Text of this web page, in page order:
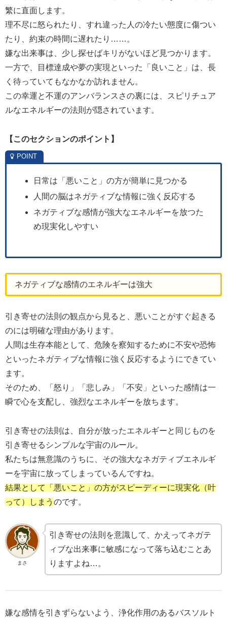
繁に直面します。
理不尽に怒られたり、すれ違った人の冷たい態度に傷つい
たり、約束の時間に遅れたり……。
嫌な出来事は、少し探せばキリがないほど見つかります。
一方で、目標達成や夢の実現といった「良いこと」は、長
く待っていてもなかなか訪れません。
この幸運と不運のアンバランスさの裏には、スピリチュア
ルなエネルギーの法則が隠されています。
【 このセクションのポイント】
日常は「悪いこと」の方が簡単に見つかる
人間の脳はネガティブな情報に強く反応する
ネガティブな感情が強大なエネルギーを放つた
め現実化しやすい
ネガティブな感情のエネルギーは強大
引き寄せの法則の観点から見ると、悪いことがすぐ起きる
のには明確な理由があります。
人間は生存本能として、危険を察知するために不安や恐怖
といったネガティブな情報に強く反応するようにできてい
ます。
そのため、「怒り」「悲しみ」「不安」といった感情は一
瞬で心を支配し、強烈なエネルギーを放ちます。
引き寄せの法則は、自分が放ったエネルギーと同じものを
引き寄せるシンプルな宇宙のルール。
私たちは無意識のうちに、その強大なネガティブエネルギ
ーを宇宙に放ってしまっているんですね。
結果として「悪いこと」の方がスピーディーに現実化（叶
って）しまう のです。
まさ
引き寄せの法則を意識して、かえってネガテ
ィブな出来事に敏感になって落ち込むことあ
りますよね…。
嫌な感情を引きずらないよう、浄化作用のあるバスソルト